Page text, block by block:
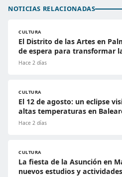
NOTICIAS RELACIONADAS
CULTURA
El Distrito de las Artes en
de espera para transformar
Hace 2 días
CULTURA
El 12 de agosto: un eclipse
altas temperaturas en
Hace 2 días
CULTURA
La fiesta de la Asunción en
nuevos estudios y